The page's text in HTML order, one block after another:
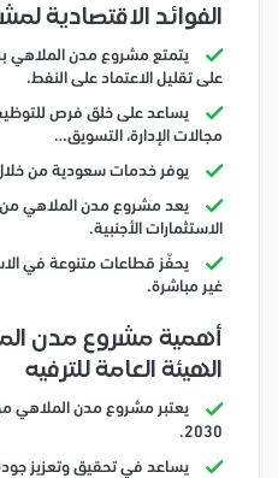
الفوائد الاقتصادية
يتمتع مشروع مدن الملاهي
على تقليل الاعتماد على النفط.
يساعد على خلق فرص
مجالات الإدارة، التسويق…
يوفر خدمات سعودية من
يعد مشروع مدن الملاهي
الاستثمارات الأجنبية.
يحفّز قطاعات متنوعة في
غير مباشرة.
أهمية مشروع مدن
الهيئة العامة للترفيه
يعتبر مشروع مدن الملاهي
2030.
يساعد في تحقيق وتعزيز